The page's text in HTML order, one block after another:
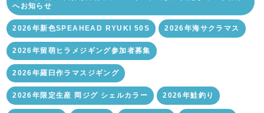
へお知らせ
2026年新色SPEAHEAD RYUKI 50S 2026年海サクラマス
2026年留萌ヒラメジギング参加者募集
2026年羅臼作ラマスジギング
2026年限定生産 岡ジグ シェルカラー 2026年鮭釣り